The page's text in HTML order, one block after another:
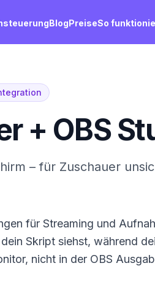
BlogPreiseSo
+ OBS
– für Zuschauer
für Streaming und
Skript siehst, während
nicht in der OBS